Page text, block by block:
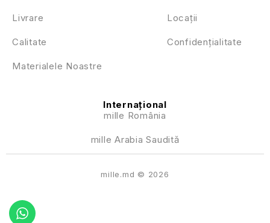
Locații
Confidențialitate
Livrare
Calitate
Materialele Noastre
Internațional
mille România
mille Arabia Saudită
mille.md © 2026